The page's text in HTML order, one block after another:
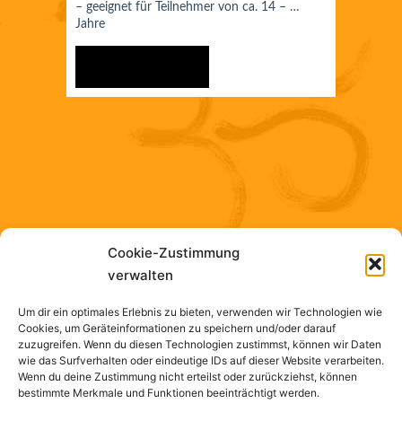
Cookie-Zustimmung
verwalten
Um dir ein optimales Erlebnis zu bieten, verwenden wir Technologien wie
Cookies, um Geräteinformationen zu speichern und/oder darauf
zuzugreifen. Wenn du diesen Technologien zustimmst, können wir Daten
wie das Surfverhalten oder eindeutige IDs auf dieser Website verarbeiten.
Wenn du deine Zustimmung nicht erteilst oder zurückziehst, können
bestimmte Merkmale und Funktionen beeinträchtigt werden.
– geeignet für Teilnehmer von ca. 14 – …
Jahre
Suchen
nach: